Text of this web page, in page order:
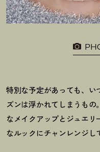
特別な予定があっても、い
ズンは浮かれてしまうも
なメイクアップとジュエ
なルックにチャンレンジし